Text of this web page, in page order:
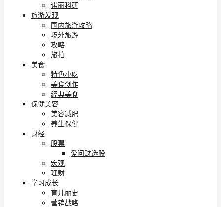
诺丽科研
旅游发现
国内旅游攻略
境外旅游
攻略
旅拍
美食
特色小吃
美食创作
经典美食
保健美容
美容减肥
养生保健
财经
股票
爱问财选股
宏观
理财
学习成长
育儿丽史
营销战略